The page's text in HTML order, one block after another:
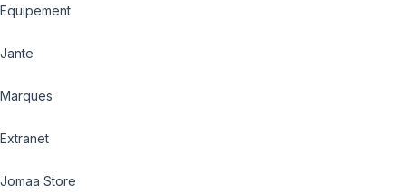
Equipement
Jante
Marques
Extranet
Jomaa Store